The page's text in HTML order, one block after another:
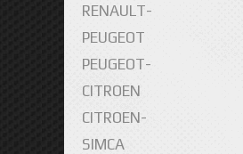
RENAULT-
PEUGEOT
PEUGEOT-
CITROEN
CITROEN-
SIMCA